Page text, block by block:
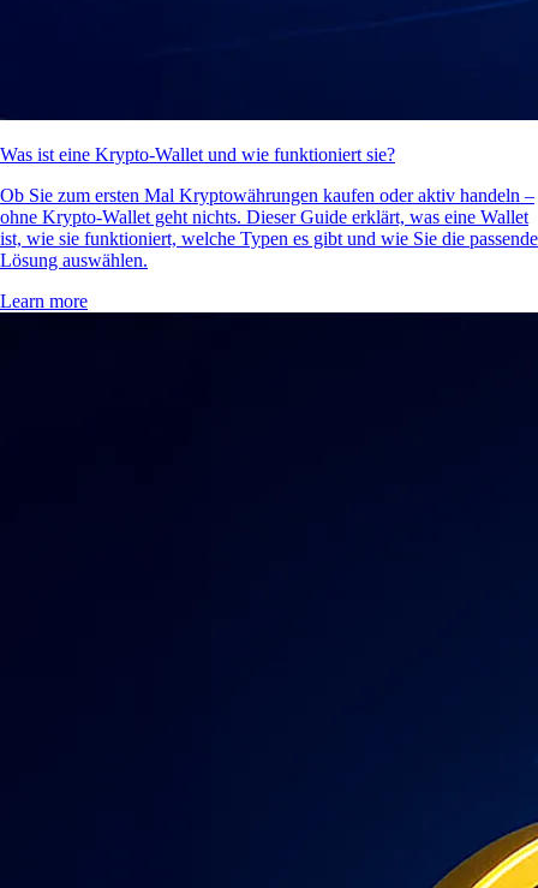
Was ist eine Krypto-Wallet und wie funktioniert sie?
Ob Sie zum ersten Mal Kryptowährungen kaufen oder aktiv handeln –
ohne Krypto-Wallet geht nichts. Dieser Guide erklärt, was eine Wallet
ist, wie sie funktioniert, welche Typen es gibt und wie Sie die passende
Lösung auswählen.
Learn more